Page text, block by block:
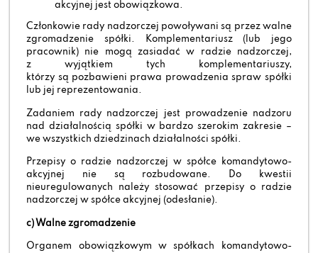
akcyjnej jest obowiązkowa.
Członkowie rady nadzorczej powoływani są przez walne
zgromadzenie spółki. Komplementariusz (lub jego
pracownik) nie mogą zasiadać w radzie nadzorczej,
z wyjątkiem tych komplementariuszy,
którzy są pozbawieni prawa prowadzenia spraw spółki
lub jej reprezentowania.
Zadaniem rady nadzorczej jest prowadzenie nadzoru
nad działalnością spółki w bardzo szerokim zakresie –
we wszystkich dziedzinach działalności spółki.
Przepisy o radzie nadzorczej w spółce komandytowo-
akcyjnej nie są rozbudowane. Do kwestii
nieuregulowanych należy stosować przepisy o radzie
nadzorczej w spółce akcyjnej (odesłanie).
c) Walne zgromadzenie
Organem obowiązkowym w spółkach komandytowo-